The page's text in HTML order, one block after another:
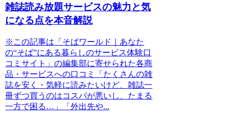
雑誌読み放題サービスの魅力と気
になる点を本音解説
※この記事は「そばワールド｜あなた
の“そば”にある暮らしのサービス体験口
コミサイト」の編集部に寄せられた各商
品・サービスへの口コミ「たくさんの雑
誌を安く・気軽に読みたいけど、雑誌一
冊ずつ買うのはコスパが悪いし、たまる
一方で困る…」「外出先や...